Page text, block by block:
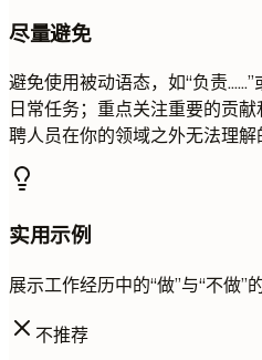
尽量避免
避免使用被动语态，如“负责
日常任务；重点关注重要的贡
聘人员在你的领域之外无法理解
实用示例
展示工作经历中的“做”与“不做”
不推荐